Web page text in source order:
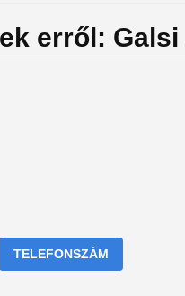
erről:
TELEFONSZÁM